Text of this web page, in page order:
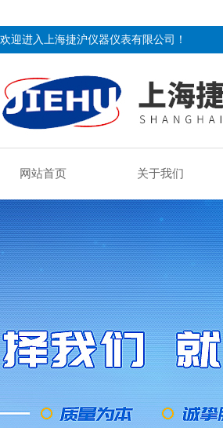
欢迎进入上海捷沪仪器仪表有限公司！
网站首页 关于我们